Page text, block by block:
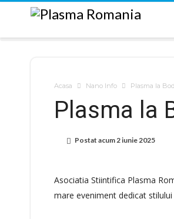
Acasa Nano Info Plasma la
Plasma la
Postat acum2 iunie 2025
Asociatia Stiintifica Plasma
mare eveniment dedicat